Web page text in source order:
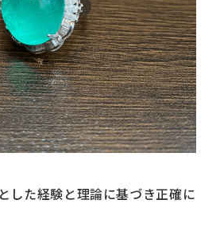
した経験と理論に基づき正確に